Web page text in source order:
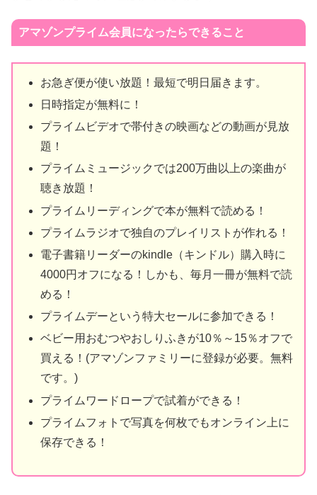
アマゾンプライム会員になったらできること
お急ぎ便が使い放題！最短で明日届きます。
日時指定が無料に！
プライムビデオで帯付きの映画などの動画が見放
題！
プライムミュージックでは200万曲以上の楽曲が
聴き放題！
プライムリーディングで本が無料で読める！
プライムラジオで独自のプレイリストが作れる！
電子書籍リーダーのkindle（キンドル）購入時に
4000円オフになる！しかも、毎月一冊が無料で読
める！
プライムデーという特大セールに参加できる！
ベビー用おむつやおしりふきが10％～15％オフで
買える！(アマゾンファミリーに登録が必要。無料
です。)
プライムワードロープで試着ができる！
プライムフォトで写真を何枚でもオンライン上に
保存できる！